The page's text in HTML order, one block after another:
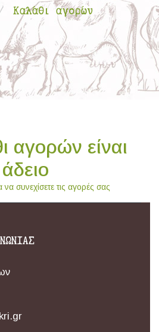
Καλάθι αγορών
αγορών είναι
άδειο
συνεχίσετε τις αγορές σας